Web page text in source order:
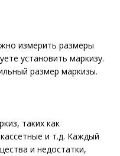
измерить размеры
установить маркизу.
размер маркизы.
таких как
и т.д. Каждый
и недостатки,